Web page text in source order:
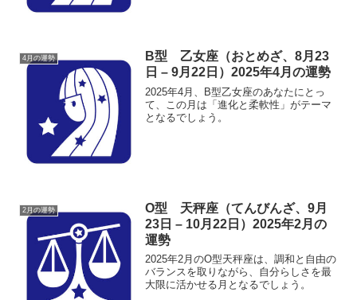
4月の運勢
B型 乙女座（おとめざ、8月23
日 – 9月22日）2025年4月の運勢
2025年4月、B型乙女座のあなたにとっ
て、この月は「進化と柔軟性」がテーマ
となるでしょう。
2月の運勢
O型 天秤座（てんびんざ、9月
23日 – 10月22日）2025年2月の
運勢
2025年2月のO型天秤座は、調和と自由の
バランスを取りながら、自分らしさを最
大限に活かせる月となるでしょう。